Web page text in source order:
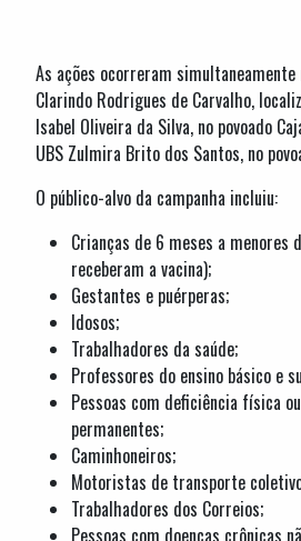
As ações ocorreram simultaneamente
Clarindo Rodrigues de Carvalho,
Isabel Oliveira da Silva, no povoado
UBS Zulmira Brito dos Santos, no
O público-alvo da campanha incluiu:
Crianças de 6 meses a menores
receberam a vacina);
Gestantes e puérperas;
Idosos;
Trabalhadores da saúde;
Professores do ensino básico e
Pessoas com deficiência física
permanentes;
Caminhoneiros;
Motoristas de transporte
Trabalhadores dos Correios;
Pessoas com doenças crônicas